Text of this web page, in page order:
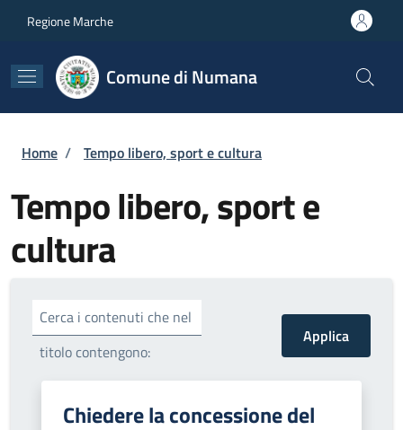
Regione Marche
Comune di Numana
Briciole di pane
Home / Tempo libero, sport e cultura
Tempo libero, sport e
cultura
Cerca i contenuti che nel
titolo contengono:
Chiedere la concessione del